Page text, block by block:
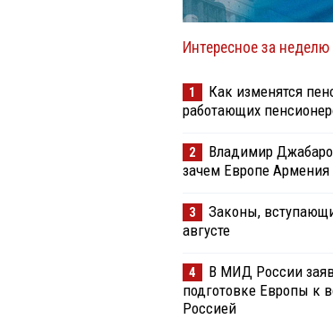
Интересное за неделю
1
Как изменятся
работающих
2
Владимир
зачем Европе Армения
3
Законы,
августе
4
В МИД России
подготовке Европы к
Россией